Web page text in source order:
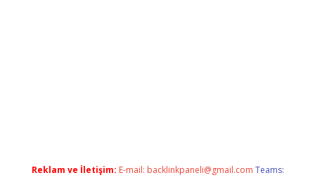
Reklam ve İletişim: E-mail: backlinkpaneli@gmail.com Teams: